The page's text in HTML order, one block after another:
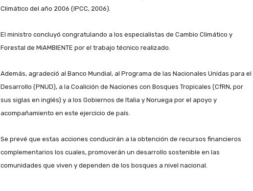
Climático del año 2006 (IPCC, 2006).
El ministro concluyó congratulando a los especialistas de Cambio Climático y
Forestal de MiAMBIENTE por el trabajo técnico realizado.
Además, agradeció al Banco Mundial, al Programa de las Nacionales Unidas para el
Desarrollo (PNUD), a la Coalición de Naciones con Bosques Tropicales (CfRN, por
sus siglas en inglés) y a los Gobiernos de Italia y Noruega por el apoyo y
acompañamiento en este ejercicio de país.
Se prevé que estas acciones conducirán a la obtención de recursos financieros
complementarios los cuales, promoverán un desarrollo sostenible en las
comunidades que viven y dependen de los bosques a nivel nacional.